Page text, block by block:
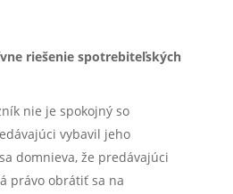
riešenie spotrebiteľských
nie je spokojný so
vybavil jeho
domnieva, že predávajúci
právo obrátiť sa na